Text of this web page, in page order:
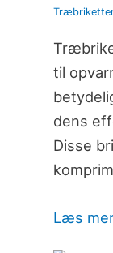
til
dens
Disse
Læs